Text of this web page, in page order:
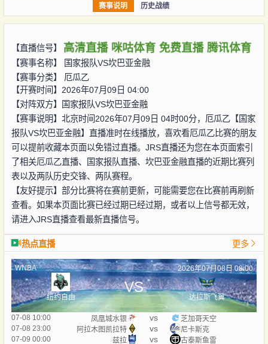
赛事说明 历史战绩
【直播信号】 高清直播 咪咕体育 免费直播 腾讯体育
【赛事名称】
国家报队VS坎巴亚金融
【赛事分类】 厄瓜乙
【开赛时间】2026年07月09日 04:00
【对阵双方】
国家报队VS坎巴亚金融
【赛事说明】北京时间2026年07月09日 04时00分，厄瓜乙【国家
报队VS坎巴亚金融】直播准时在线播放，喜欢看厄瓜乙比赛的朋友
可以提前收藏本页面以免错过直播。JRS直播还为您在本页面索引
了相关厄瓜乙直播、国家报队直播、坎巴亚金融直播的近期比赛列
表以及两队历史交锋、两队赛程。
【友好提示】部分比赛将在赛前更新，可能需要您在比赛前再刷新
查看。如果本页面比赛已经过期已经过期，或者以上信号都无效，
请进入JRS直播查看最新直播信号。
热点直播 更多
WNBA 2026年07月08日 08:00
纽约自由
VS
达拉斯飞翼
07-08 10:00 凤凰城水银 vs
芝加哥天空
07-08 23:00
阿拉木图凯拉特 vs
尼卡斯克
07-09 00:00
兹拉 vs
古泰斯鱼雷